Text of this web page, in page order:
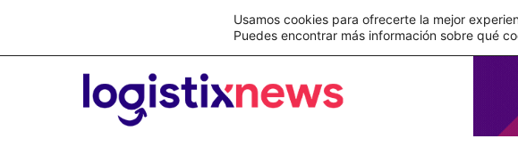
C&A México completa la implementación de su WMS en la nube
Usamos cookies para ofrecerte la mejor
Puedes encontrar más información sobre qué